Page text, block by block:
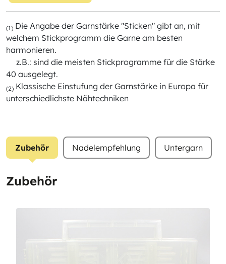
(1) Die Angabe der Garnstärke "Sticken" gibt an, mit
welchem Stickprogramm die Garne am besten
harmonieren.
z.B.: sind die meisten Stickprogramme für die Stärke
40 ausgelegt.
(2) Klassische Einstufung der Garnstärke in Europa für
unterschiedlichste Nähtechniken
Zubehör Nadelempfehlung Untergarn
Zubehör